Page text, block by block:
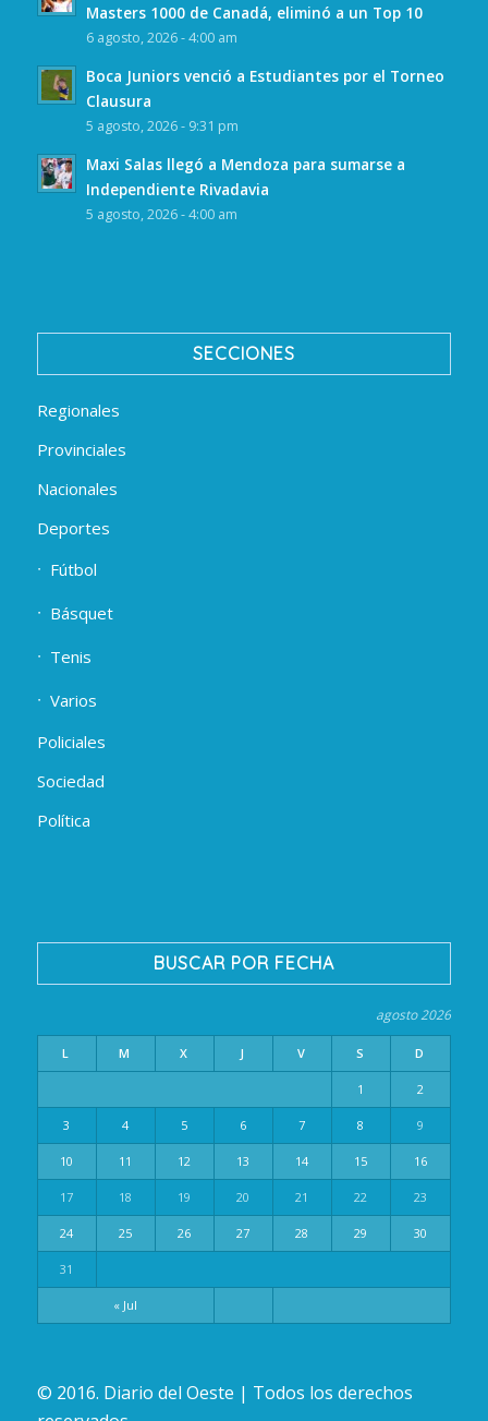
Masters 1000 de Canadá, eliminó a un Top 10
6 agosto, 2026 - 4:00 am
Boca Juniors venció a Estudiantes por el Torneo
Clausura
5 agosto, 2026 - 9:31 pm
Maxi Salas llegó a Mendoza para sumarse a
Independiente Rivadavia
5 agosto, 2026 - 4:00 am
SECCIONES
Regionales
Provinciales
Nacionales
Deportes
Fútbol
Básquet
Tenis
Varios
Policiales
Sociedad
Política
BUSCAR POR FECHA
agosto 2026
L M X J V S D
« Jul
1 2
3 4 5 6 7 8 9
10 11 12 13 14 15 16
17 18 19 20 21 22 23
24 25 26 27 28 29 30
31
© 2016. Diario del Oeste | Todos los derechos